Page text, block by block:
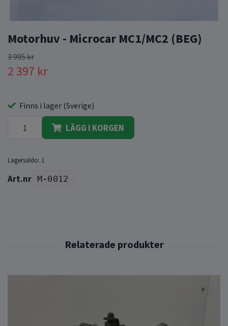
Motorhuv - Microcar MC1/MC2 (BEG)
3 995 kr
2 397 kr
Finns i lager (Sverige)
LÄGG I KORGEN
Lagersaldo: 1
M-0012